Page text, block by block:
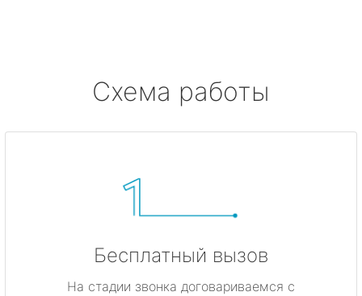
Схема работы
Бесплатный вызов
На стадии звонка договариваемся с